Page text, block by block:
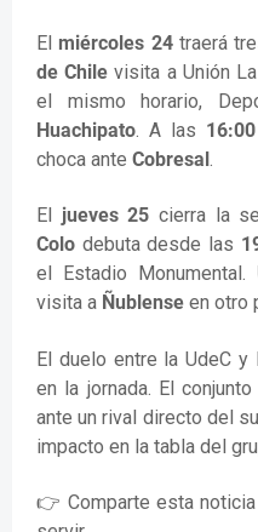
El miércoles 24traerá
de Chile visita a Unión
el mismo horario,
Huachipato. A las
choca ante Cobresal.
El jueves 25 cierra la
Colo debuta desde las
el Estadio Monumental.
visita a Ñublense en otro
El duelo entre la UdeC
en la jornada. El
ante un rival directo del
impacto en la tabla del
👉 Comparte esta